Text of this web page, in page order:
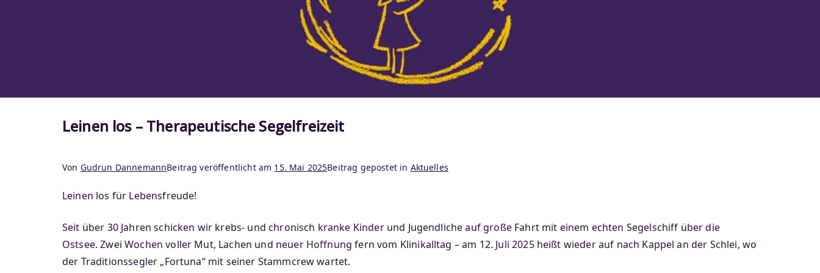
Leinen los – Therapeutische Segelfreizeit
Von Gudrun DannemannBeitrag veröffentlicht am 15. Mai 2025Beitrag gepostet in Aktuelles
Leinen los für Lebensfreude!
Seit über 30 Jahren schicken wir krebs- und chronisch kranke Kinder und Jugendliche auf große Fahrt mit einem echten Segelschiff über die
Ostsee. Zwei Wochen voller Mut, Lachen und neuer Hoffnung fern vom Klinikalltag – am 12. Juli 2025 heißt wieder auf nach Kappel an der Schlei, wo
der Traditionssegler „Fortuna“ mit seiner Stammcrew wartet.